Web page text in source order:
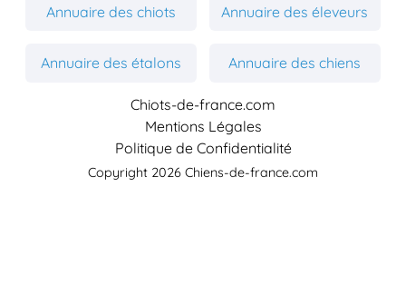
Annuaire des chiots Annuaire des éleveurs
Annuaire des étalons Annuaire des chiens
Chiots-de-france.com
Mentions Légales
Politique de Confidentialité
Copyright 2026 Chiens-de-france.com